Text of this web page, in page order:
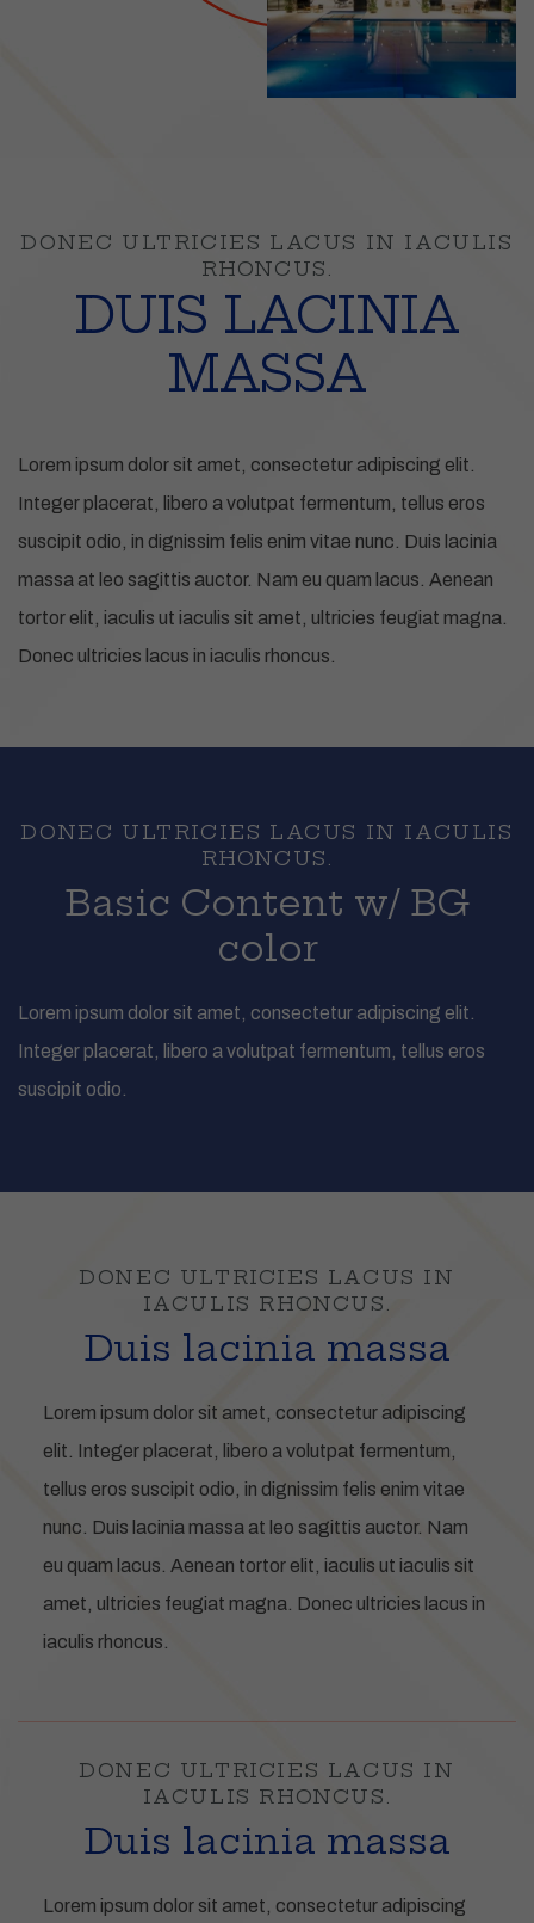
DONEC ULTRICIES LACUS IN IACULIS
RHONCUS.
DUIS LACINIA
MASSA
Lorem ipsum dolor sit amet, consectetur adipiscing elit.
Integer placerat, libero a volutpat fermentum, tellus eros
suscipit odio, in dignissim felis enim vitae nunc. Duis lacinia
massa at leo sagittis auctor. Nam eu quam lacus. Aenean
tortor elit, iaculis ut iaculis sit amet, ultricies feugiat magna.
Donec ultricies lacus in iaculis rhoncus.
DONEC ULTRICIES LACUS IN IACULIS
RHONCUS.
Basic Content w/ BG
color
Lorem ipsum dolor sit amet, consectetur adipiscing elit.
Integer placerat, libero a volutpat fermentum, tellus eros
suscipit odio.
DONEC ULTRICIES LACUS IN
IACULIS RHONCUS.
Duis lacinia massa
Lorem ipsum dolor sit amet, consectetur adipiscing
elit. Integer placerat, libero a volutpat fermentum,
tellus eros suscipit odio, in dignissim felis enim vitae
nunc. Duis lacinia massa at leo sagittis auctor. Nam
eu quam lacus. Aenean tortor elit, iaculis ut iaculis sit
amet, ultricies feugiat magna. Donec ultricies lacus in
iaculis rhoncus.
DONEC ULTRICIES LACUS IN
IACULIS RHONCUS.
Duis lacinia massa
Lorem ipsum dolor sit amet, consectetur adipiscing